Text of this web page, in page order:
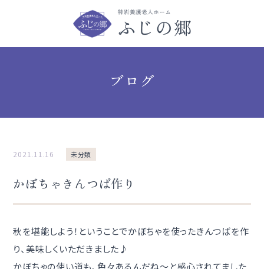
ブログ
2021.11.16 未分類
かぼちゃきんつば作り
秋を堪能しよう！ということでかぼちゃを使ったきんつばを作
り、美味しくいただきました♪
かぼちゃの使い道も、色々あるんだね〜と感心されてました